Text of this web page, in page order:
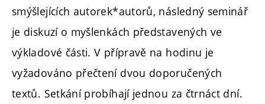
smýšlejících autorek*autorů, následný seminář
je diskuzí o myšlenkách představených ve
výkladové části. V přípravě na hodinu je
vyžadováno přečtení dvou doporučených
textů. Setkání probíhají jednou za čtrnáct dní.